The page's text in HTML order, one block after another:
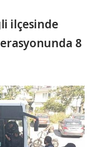
ilçesinde
8